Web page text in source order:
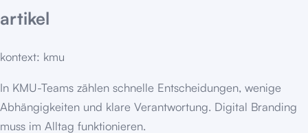
artikel
kontext: kmu
In KMU-Teams zählen schnelle Entscheidungen, wenige
Abhängigkeiten und klare Verantwortung. Digital Branding
muss im Alltag funktionieren.